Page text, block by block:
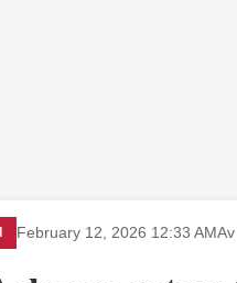
February 12, 2026 12:33 AM